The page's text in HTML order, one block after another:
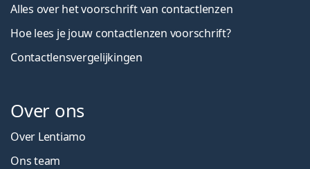
Alles over het voorschrift van contactlenzen
Hoe lees je jouw contactlenzen voorschrift?
Contactlensvergelijkingen
Over ons
Over Lentiamo
Ons team